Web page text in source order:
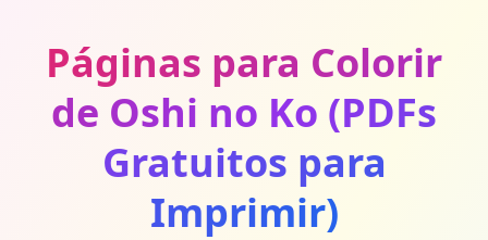
Páginas para Colorir
de Oshi no Ko (PDFs
Gratuitos para
Imprimir)